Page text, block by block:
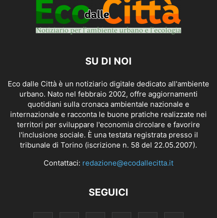
SU DI NOI
Eco dalle Città è un notiziario digitale dedicato all'ambiente
urbano. Nato nel febbraio 2002, offre aggiornamenti
quotidiani sulla cronaca ambientale nazionale e
internazionale e racconta le buone pratiche realizzate nei
territori per sviluppare l'economia circolare e favorire
l'inclusione sociale. È una testata registrata presso il
tribunale di Torino (iscrizione n. 58 del 22.05.2007).
Contattaci: redazione@ecodallecitta.it
SEGUICI